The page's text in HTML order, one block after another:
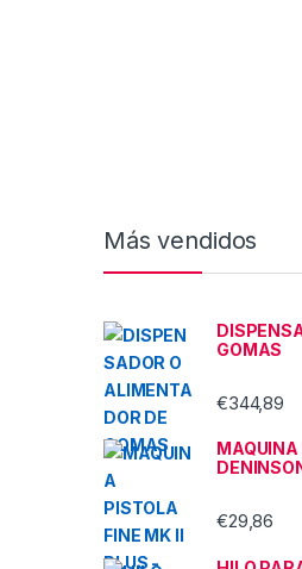
Más vendidos
GOMAS
€344,89
MAQUINA
€29,86